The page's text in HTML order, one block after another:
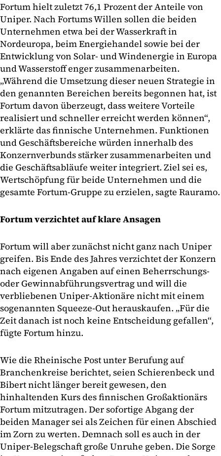
Fortum hielt zuletzt 76,1 Prozent der Anteile von
Uniper. Nach Fortums Willen sollen die beiden
Unternehmen etwa bei der Wasserkraft in
Nordeuropa, beim Energiehandel sowie bei der
Entwicklung von Solar- und Windenergie in Europa
und Wasserstoff enger zusammenarbeiten.
„Während die Umsetzung dieser neuen Strategie in
den genannten Bereichen bereits begonnen hat, ist
Fortum davon überzeugt, dass weitere Vorteile
realisiert und schneller erreicht werden können“,
erklärte das finnische Unternehmen. Funktionen
und Geschäftsbereiche würden innerhalb des
Konzernverbunds stärker zusammenarbeiten und
die Geschäftsabläufe weiter integriert. Ziel sei es,
Wertschöpfung für beide Unternehmen und die
gesamte Fortum-Gruppe zu erzielen, sagte Rauramo.
Fortum verzichtet auf klare Ansagen
Fortum will aber zunächst nicht ganz nach Uniper
greifen. Bis Ende des Jahres verzichtet der Konzern
nach eigenen Angaben auf einen Beherrschungs-
oder Gewinnabführungsvertrag und will die
verbliebenen Uniper-Aktionäre nicht mit einem
sogenannten Squeeze-Out herauskaufen. „Für die
Zeit danach ist noch keine Entscheidung gefallen“,
fügte Fortum hinzu.
Wie die Rheinische Post unter Berufung auf
Branchenkreise berichtet, seien Schierenbeck und
Bibert nicht länger bereit gewesen, den
hinhaltenden Kurs des finnischen Großaktionärs
Fortum mitzutragen. Der sofortige Abgang der
beiden Manager sei als Zeichen für einen Abschied
im Zorn zu werten. Demnach soll es auch in der
Uniper-Belegschaft große Unruhe geben. Die Sorge